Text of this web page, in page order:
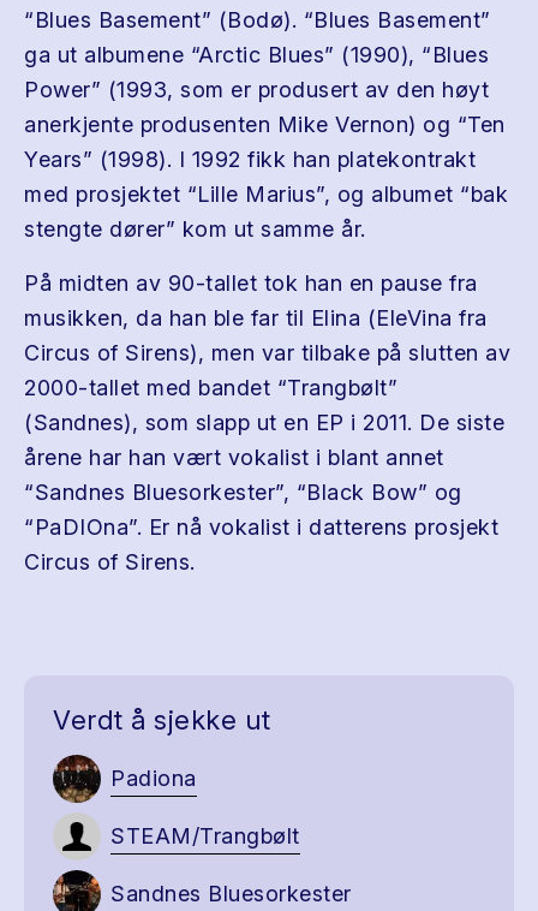
“Blues Basement” (Bodø). “Blues Basement”
ga ut albumene “Arctic Blues” (1990), “Blues
Power” (1993, som er produsert av den høyt
anerkjente produsenten Mike Vernon) og “Ten
Years” (1998). I 1992 fikk han platekontrakt
med prosjektet “Lille Marius”, og albumet “bak
stengte dører” kom ut samme år.
På midten av 90-tallet tok han en pause fra
musikken, da han ble far til Elina (EleVina fra
Circus of Sirens), men var tilbake på slutten av
2000-tallet med bandet “Trangbølt”
(Sandnes), som slapp ut en EP i 2011. De siste
årene har han vært vokalist i blant annet
“Sandnes Bluesorkester”, “Black Bow” og
“PaDIOna”. Er nå vokalist i datterens prosjekt
Circus of Sirens.
Verdt å sjekke ut
Padiona
STEAM/Trangbølt
Sandnes Bluesorkester